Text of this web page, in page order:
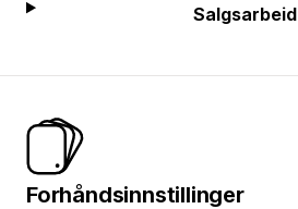
Salgsarbeid
Forhåndsinnstillinger